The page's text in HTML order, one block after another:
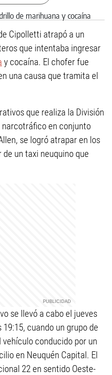
Cipolletti atrapó a un
que intentaba ingresar
y cocaína. El chofer fue
una causa que tramita el
que realiza la División
en conjunto
se logró atrapar en los
un taxi neuquino que
se llevó a cabo el jueves
cuando un grupo de
conducido por un
en Neuquén Capital. El
22 en sentido Oeste-